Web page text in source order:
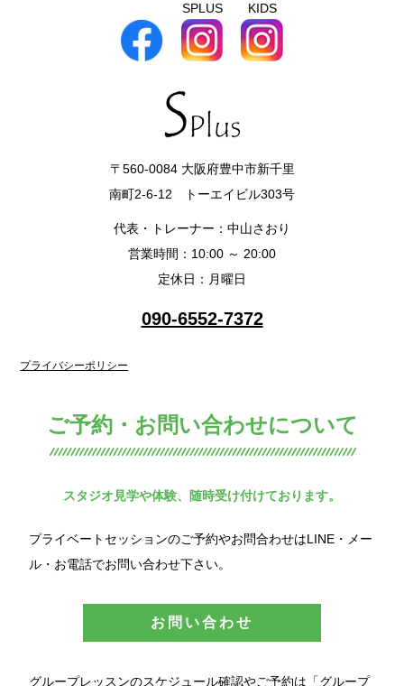
SPLUS KIDS
〒560-0084 大阪府豊中市新千里
南町2-6-12 トーエイビル303号
代表・トレーナー：中山さおり
営業時間：10:00 ～ 20:00
定休日：月曜日
090-6552-7372
プライバシーポリシー
ご予約・お問い合わせについて
スタジオ見学や体験、随時受け付けております。
プライベートセッションのご予約やお問合わせはLINE・メー
ル・お電話でお問い合わせ下さい。
お問い合わせ
グループレッスンのスケジュール確認やご予約は「グループ